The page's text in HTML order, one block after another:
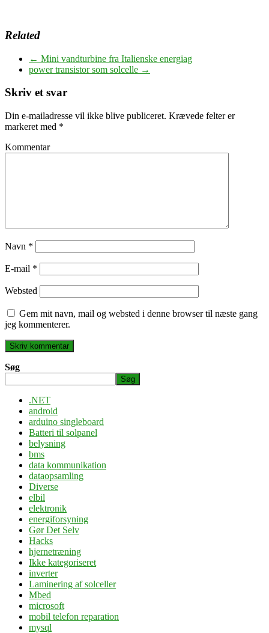
Related
← Mini vandturbine fra Italienske energiag
power transistor som solcelle →
Skriv et svar
Din e-mailadresse vil ikke blive publiceret. Krævede felter er
markeret med *
Kommentar
Navn *
E-mail *
Websted
Gem mit navn, mail og websted i denne browser til næste gang
jeg kommenterer.
Søg
Søg
.NET
android
arduino singleboard
Batteri til solpanel
belysning
bms
data kommunikation
dataopsamling
Diverse
elbil
elektronik
energiforsyning
Gør Det Selv
Hacks
hjernetræning
Ikke kategoriseret
inverter
Laminering af solceller
Mbed
microsoft
mobil telefon reparation
mysql